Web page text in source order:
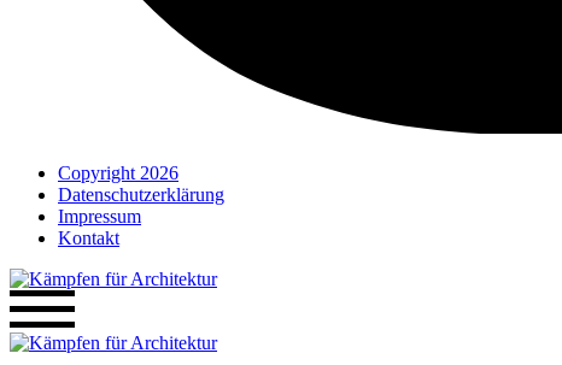
Copyright 2026
Datenschutzerklärung
Impressum
Kontakt